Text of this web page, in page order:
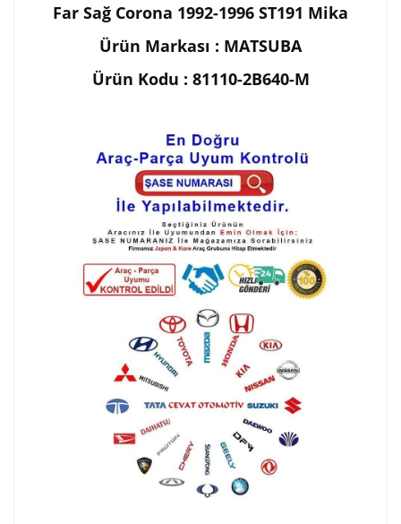
Far Sağ Corona 1992-1996 ST191 Mika
Ürün Markası : MATSUBA
Ürün Kodu : 81110-2B640-M